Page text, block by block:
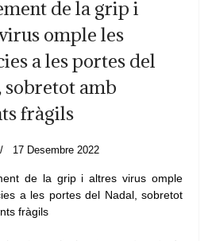
de la grip i
omple les
a les portes del
sobretot amb
fràgils
17 Desembre 2022